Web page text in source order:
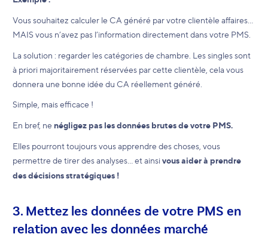
Vous souhaitez calculer le CA généré par votre clientèle affaires…
MAIS vous n’avez pas l’information directement dans votre PMS.
La solution : regarder les catégories de chambre. Les singles sont
à priori majoritairement réservées par cette clientèle, cela vous
donnera une bonne idée du CA réellement généré.
Simple, mais efficace !
En bref, ne négligez pas les données brutes de votre PMS.
Elles pourront toujours vous apprendre des choses, vous
permettre de tirer des analyses… et ainsi vous aider à prendre
des décisions stratégiques !
3. Mettez les données de votre PMS en
relation avec les données marché